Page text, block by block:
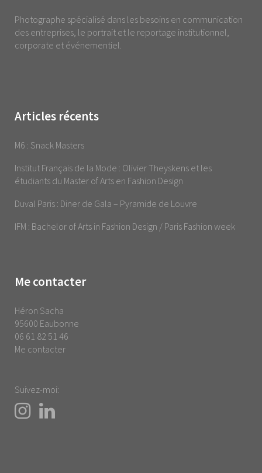
Photographe spécialisé dans les besoins en communication
des entreprises, le portrait et le reportage institutionnel,
corporate et événementiel.
Articles récents
M6 : Snack Masters
Institut Français de la Mode : Olivier Theyskens et les
étudiants du Master of Arts en Fashion Design
Duval Paris : Diner de Gala – Pyramide de Louvre
IFM : Bachelor of Arts in Fashion Design / Paris Fashion week
Me contacter
Héron Sacha
95600 Eaubonne
06 61 82 51 46
Me contacter
Suivez-moi: